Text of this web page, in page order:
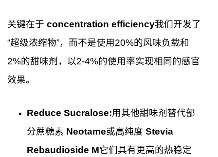
关键在于 concentration efficiency我们开发了
“超级浓缩物”，而不是使用20%的风味负载和
2%的甜味剂，以2-4%的使用率实现相同的感官
效果。
Reduce Sucralose:用其他甜味剂替代部
分蔗糖素 Neotame或高纯度 Stevia
Rebaudioside M它们具有更高的热稳定